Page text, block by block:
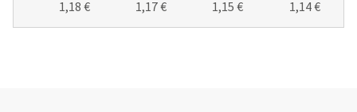
1,18 €
1,17 € 1,15 € 1,14 €